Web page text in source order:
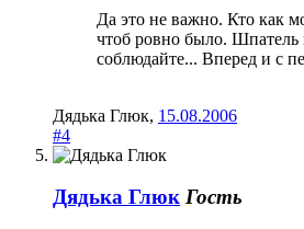
Да это не важно. Кто как
чтоб ровно было. Шпатель
соблюдайте... Вперед и с
Дядька Глюк, 15.08.2006
#4
Дядька Глюк Гость